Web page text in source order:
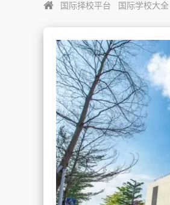
国际择校平台 国际学校大全